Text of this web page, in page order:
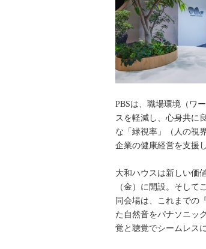
PBSは、職場環境（ワ
スを軽減し、心身共に
な「緑視率」（人の視
企業の健康経営を支援
大和ハウスは新しい価
（金）に開設。そし
同会場は、これまでの
た自然音をパナソニッ
覚と聴覚でシームレス